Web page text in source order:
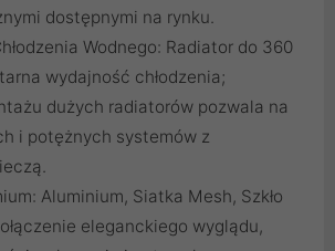
dostępnymi na rynku.
Wodnego: Radiator do 360
wydajność chłodzenia;
dużych radiatorów pozwala na
i potężnych systemów z
Aluminium, Siatka Mesh, Szkło
eleganckiego wyglądu,